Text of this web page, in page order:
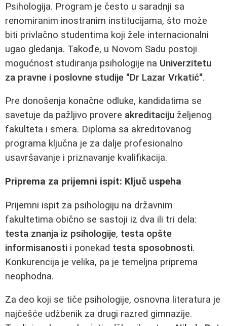
Psihologija. Program je često u saradnji sa
renomiranim inostranim institucijama, što može
biti privlačno studentima koji žele internacionalni
ugao gledanja. Takođe, u Novom Sadu postoji
mogućnost studiranja psihologije na Univerzitetu
za pravne i poslovne studije "Dr Lazar Vrkatić".
Pre donošenja konačne odluke, kandidatima se
savetuje da pažljivo provere akreditaciju željenog
fakulteta i smera. Diploma sa akreditovanog
programa ključna je za dalje profesionalno
usavršavanje i priznavanje kvalifikacija.
Priprema za prijemni ispit: Ključ uspeha
Prijemni ispit za psihologiju na državnim
fakultetima obično se sastoji iz dva ili tri dela:
testa znanja iz psihologije, testa opšte
informisanosti i ponekad testa sposobnosti.
Konkurencija je velika, pa je temeljna priprema
neophodna.
Za deo koji se tiče psihologije, osnovna literatura je
najčešće udžbenik za drugi razred gimnazije.